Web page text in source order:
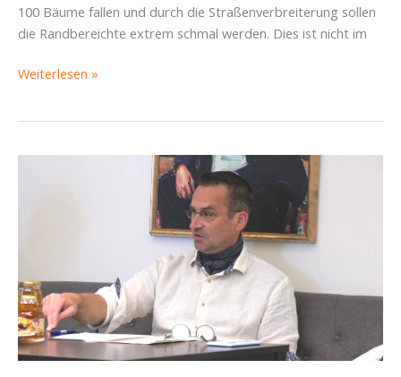
100 Bäume fallen und durch die Straßenverbreiterung sollen
die Randbereichte extrem schmal werden. Dies ist nicht im
Königsbrücker
Weiterlesen »